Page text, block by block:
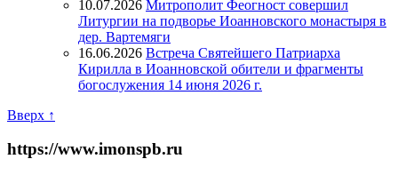
10.07.2026 Митрополит Феогност совершил
Литургии на подворье Иоанновского монастыря в
дер. Вартемяги
16.06.2026 Встреча Святейшего Патриарха
Кирилла в Иоанновской обители и фрагменты
богослужения 14 июня 2026 г.
Вверх ↑
https://www.imonspb.ru